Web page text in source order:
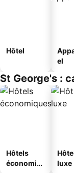
Hôtel
el
St George's :
Hôtels
économiq
luxe